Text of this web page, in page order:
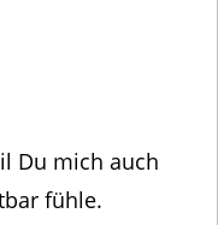
Du mich auch
fühle.